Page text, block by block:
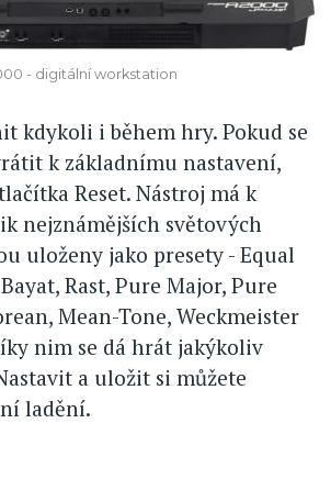
- digitální workstation
kdykoli i během hry. Pokud se
k základnímu nastavení,
Reset. Nástroj má k
nejznámějších světových
uloženy jako presety - Equal
Rast, Pure Major, Pure
Mean-Tone, Weckmeister
nim se dá hrát jakýkoliv
a uložit si můžete
ladění.